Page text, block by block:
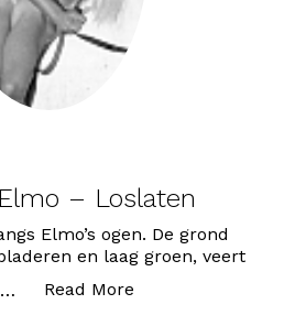
– Loslaten
Elmo’s ogen. De grond
en laag groen, veert
Read More